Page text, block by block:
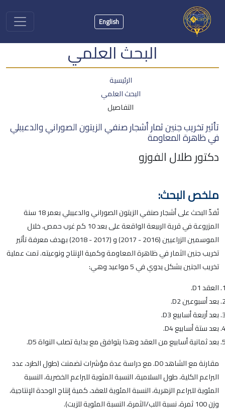
English
البحث العلمي
الرئيسية
البحث العلمي
التفاصيل
تأثير تخريب جنين ثمار أشجار صنفي الزيتون الصوراني والدعيبلي
في ظاهرة المعاومة
دكتور طلال الفوزو
ملخص البحث:
نُفذّ البحث على أشجار صنفي الزيتون الصوراني والدعيبلي بعمر 18 سنة
المزروعة في قرية الربيعة الواقعة على بعد 10 كم غرب حمص، خلال
الموسمين الزراعيين (2016 - 2017) و (2017 - 2018) بهدف معرفة تأثير
تخريب جنين الثمار في ظاهرة المعاومة وكمية الإنتاج ونوعيته. تمت عملية
تخريب الجنين بشكل يدوي في 5 مواعيد وهي:
العقد D1.
بعد أسبوعين D2.
بعد أربعة أسابيع D3.
بعد ستة أسابيع D4.
بعد ثمانية أسابيع من العقد وهذا يتوافق مع بداية تصلب النواة D5.
مقارنة مع الشاهد D0. مع دراسة عدة مؤشرات تضمنت (طول الطرد، عدد
البراعم الكلية، طول السلامية، النسبة المثوية للبراعم الخضرية، النسبة
المئوية للبراعم الزهرية، النسبة المئوية للعقد، كمية إنتاج الوحدة الإنتاجية،
وزن 100 ثمرة، نسبة اللب/الثمرة، النسبة المئوية للزيت).